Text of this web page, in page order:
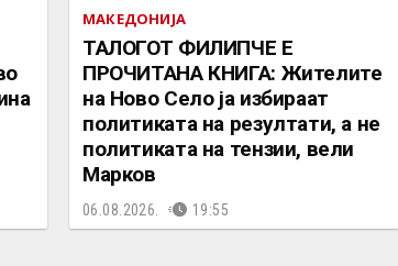
МАКЕДОНИЈА
ТАЛОГОТ ФИЛИПЧЕ Е
ПРОЧИТАНА КНИГА: Жителите
на Ново Село ја избираат
политиката на резултати, а не
политиката на тензии, вели
Марков
06.08.2026. 19:55